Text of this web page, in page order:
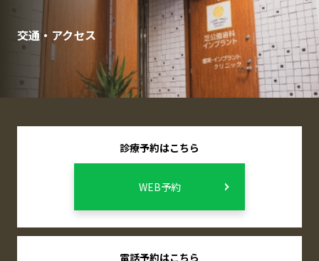
交通・アクセス
診療予約はこちら
WEB予約
電話予約はこちら